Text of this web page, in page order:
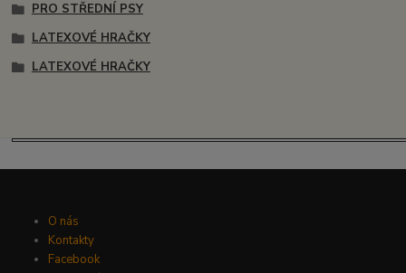
PRO STŘEDNÍ PSY
LATEXOVÉ HRAČKY
LATEXOVÉ HRAČKY
O nás
Kontakty
Facebook